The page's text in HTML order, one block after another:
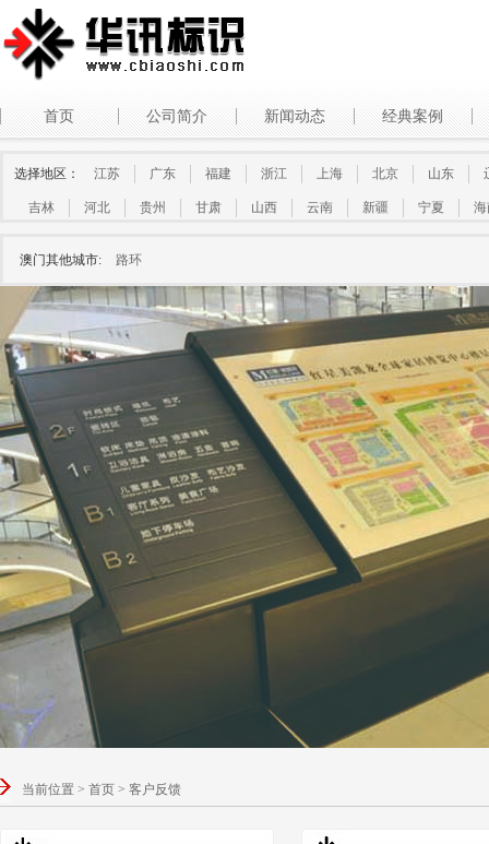
首页 公司简介 新闻动态 经典案例
选择地区： 江苏 广东 福建 浙江 上海 北京 山东
吉林 河北 贵州 甘肃 山西 云南 新疆 宁夏
澳门其他城市: 路环
当前位置 > 首页 > 客户反馈